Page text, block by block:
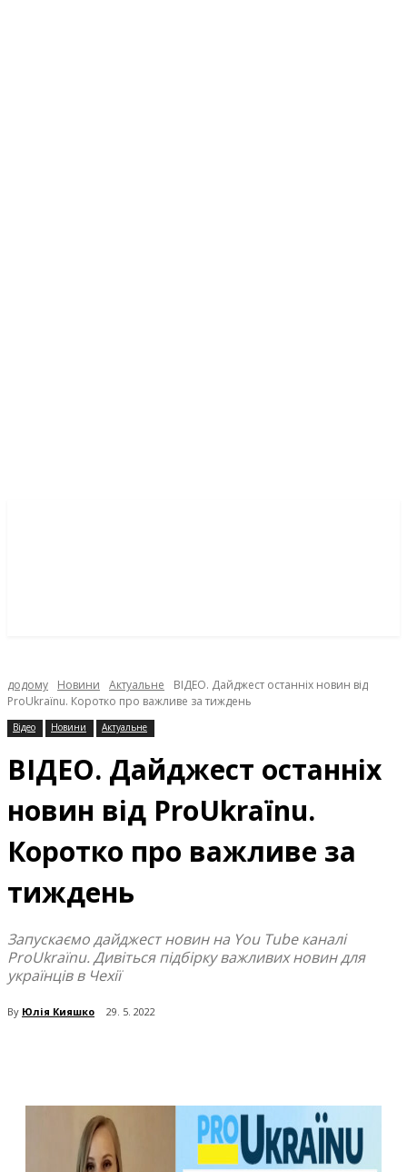
додому Новини Актуальне
ВІДЕО. Дайджест останніх новин від
ProUkraїnu. Коротко про важливе за тиждень
Відео Новини Актуальне
ВІДЕО. Дайджест останніх
новин від ProUkraїnu.
Коротко про важливе за
тиждень
Запускаємо дайджест новин на You Tube каналі
ProUkraїnu. Дивіться підбірку важливих новин для
українців в Чехії
By Юлія Кияшко 29. 5. 2022